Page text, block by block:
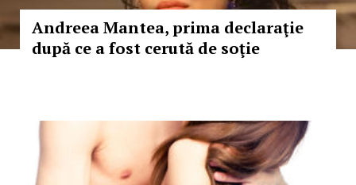
Andreea Mantea, prima declaraţie
după ce a fost cerută de soţie